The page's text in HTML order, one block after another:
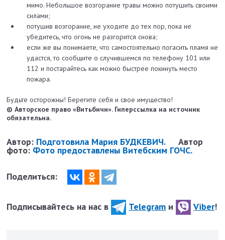
мимо. Небольшое возгорание травы можно потушить своими
силами;
потушив возгорание, не уходите до тех пор, пока не
убедитесь, что огонь не разгорится снова;
если же вы понимаете, что самостоятельно погасить пламя не
удастся, то сообщите о случившемся по телефону 101 или
112 и постарайтесь как можно быстрее покинуть место
пожара.
Будьте осторожны! Берегите себя и свое имущество!
© Авторское право «Витьбичи». Гиперссылка на источник
обязательна.
Автор: Подготовила Мария БУДКЕВИЧ. Автор
фото: Фото предоставлены Витебским ГОЧС.
Поделиться:
Подписывайтесь на нас в Telegram и Viber!